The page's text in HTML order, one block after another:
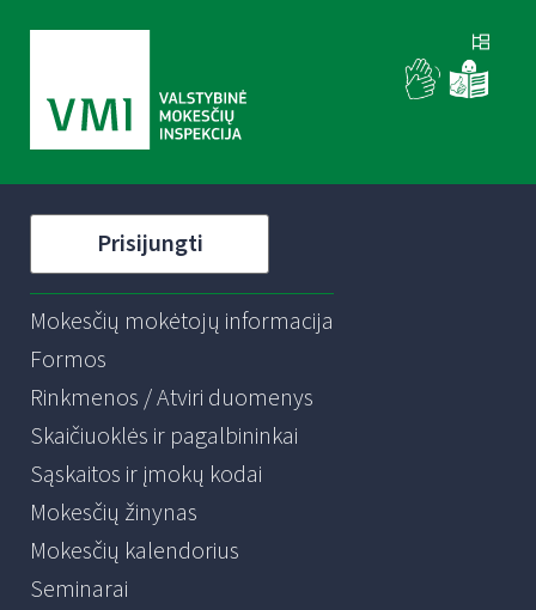
Prisijungti
Mokesčių mokėtojų informacija
Formos
Rinkmenos / Atviri duomenys
Skaičiuoklės ir pagalbininkai
Sąskaitos ir įmokų kodai
Mokesčių žinynas
Mokesčių kalendorius
Seminarai